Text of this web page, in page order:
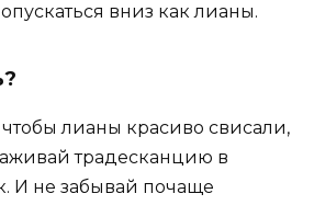
вниз как лианы.
чтобы лианы красиво свисали,
традесканцию в
И не забывай почаще